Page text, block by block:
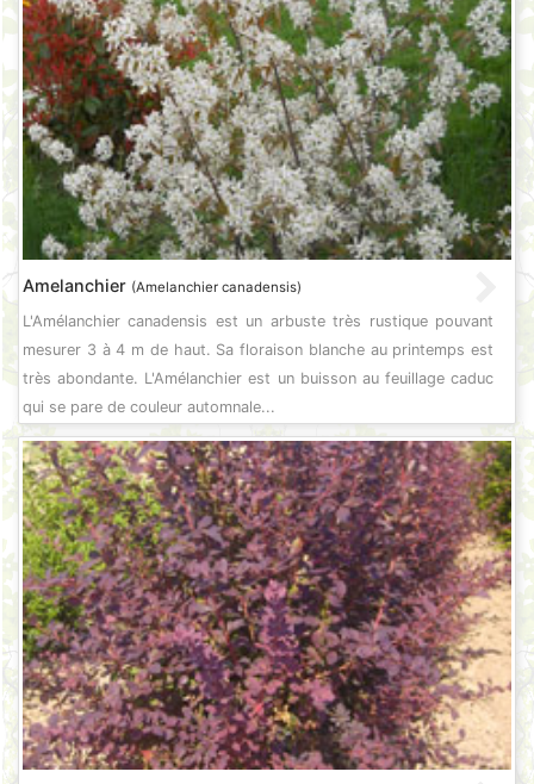
Amelanchier (Amelanchier canadensis)
L'Amélanchier canadensis est un arbuste très rustique pouvant
mesurer 3 à 4 m de haut. Sa floraison blanche au printemps est
très abondante. L'Amélanchier est un buisson au feuillage caduc
qui se pare de couleur automnale...